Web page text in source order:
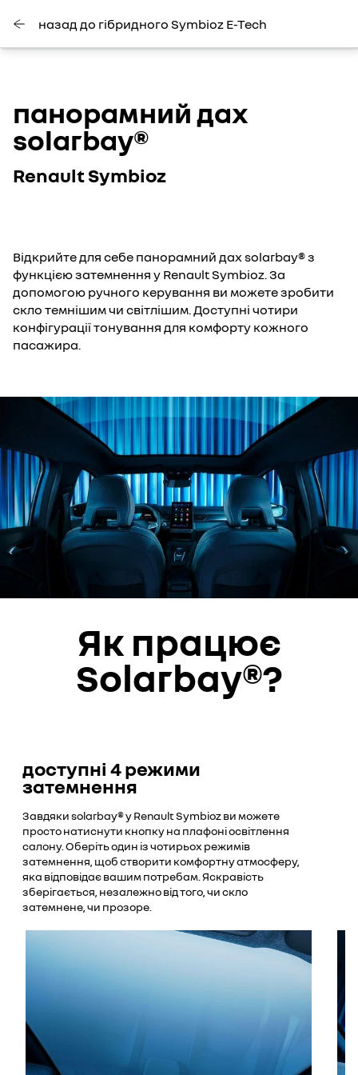
назад до гібридного Symbioz E-Tech
панорамний дах
solarbay®
Renault Symbioz
Відкрийте для себе панорамний дах solarbay® з
функцією затемнення у Renault Symbioz. За
допомогою ручного керування ви можете зробити
скло темнішим чи світлішим. Доступні чотири
конфігурації тонування для комфорту кожного
пасажира.
Як працює
Solarbay®?
доступні 4 режими
затемнення
Завдяки solarbay® у Renault Symbioz ви можете
просто натиснути кнопку на плафоні освітлення
салону. Оберіть один із чотирьох режимів
затемнення, щоб створити комфортну атмосферу,
яка відповідає вашим потребам. Яскравість
зберігається, незалежно від того, чи скло
затемнене, чи прозоре.